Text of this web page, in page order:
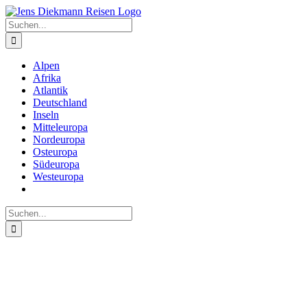
Zum
Inhalt
springen
Suche
nach:
Alpen
Afrika
Atlantik
Deutschland
Inseln
Mitteleuropa
Nordeuropa
Osteuropa
Südeuropa
Westeuropa
Suche
nach: